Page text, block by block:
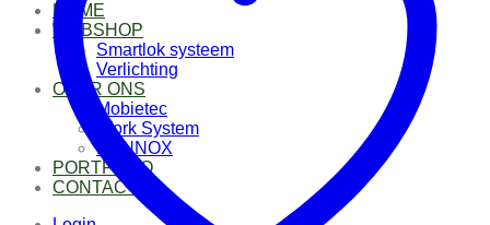
HOME
WEBSHOP
Smartlok systeem
Verlichting
OVER ONS
Mobietec
Work System
DYNNOX
PORTFOLIO
CONTACT